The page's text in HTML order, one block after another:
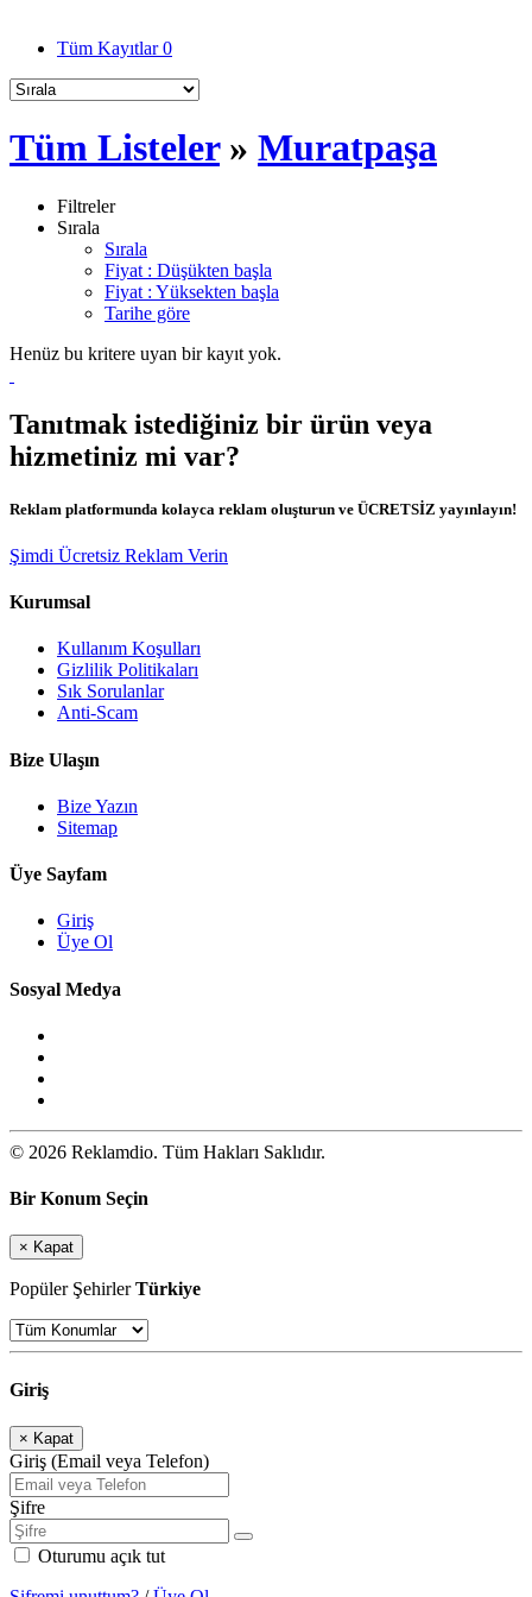
Tüm Kayıtlar0
Tüm Listeler» Muratpaşa
Filtreler
Sırala
Sırala
Fiyat : Düşükten başla
Fiyat : Yüksekten başla
Tarihe göre
Henüz bu kritere uyan bir kayıt yok.
Tanıtmak istediğiniz bir ürün veya
hizmetiniz mi var?
Reklam platformunda kolayca reklam oluşturun ve ÜCRETSİZ yayınlayın!
Şimdi Ücretsiz Reklam Verin
Kurumsal
Kullanım Koşulları
Gizlilik Politikaları
Sık Sorulanlar
Anti-Scam
Bize Ulaşın
Bize Yazın
Sitemap
Üye Sayfam
Giriş
Üye Ol
Sosyal Medya
© 2026 Reklamdio. Tüm Hakları Saklıdır.
Bir Konum Seçin
× Kapat
Popüler ŞehirlerTürkiye
Giriş
× Kapat
Giriş (Email veya Telefon)
Şifre
Oturumu açık tut